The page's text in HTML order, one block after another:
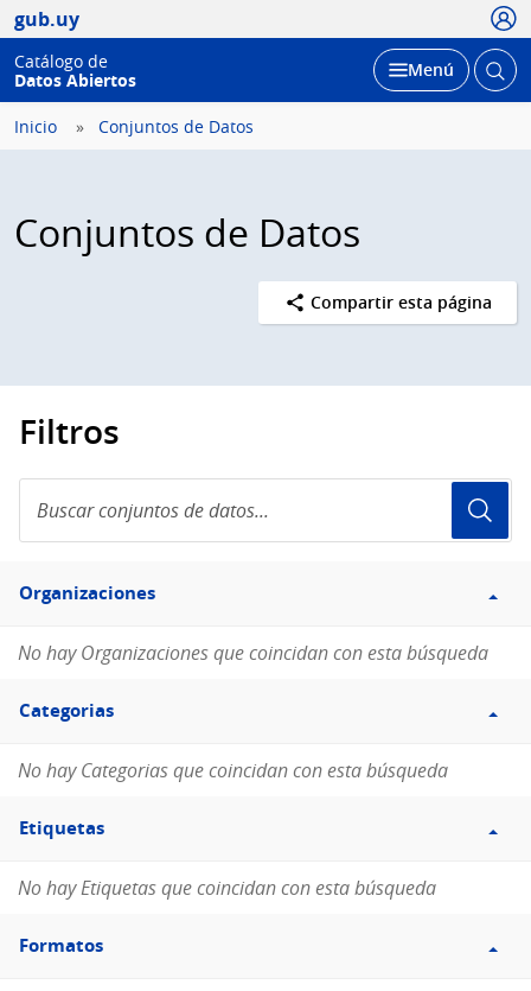
gub.uy
Catálogo de
Datos Abiertos
Desplegar
Menú Abrir
Inicio Conjuntos de Datos
Conjuntos de Datos
Compartir esta página
Filtros
conjuntos
de
Filtro
Organizaciones
Organizaciones
No hay Organizaciones que coincidan con esta búsqueda
Filtro
Categorias
Categorias
No hay Categorias que coincidan con esta búsqueda
Filtro
Etiquetas
Etiquetas
No hay Etiquetas que coincidan con esta búsqueda
Filtro
Formatos
Formatos